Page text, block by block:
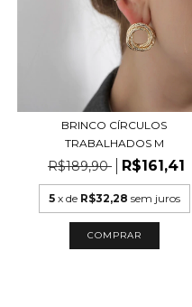
BRINCO CÍRCULOS
TRABALHADOS M
R$189,90 R$161,41
5 x de R$32,28 sem juros
COMPRAR